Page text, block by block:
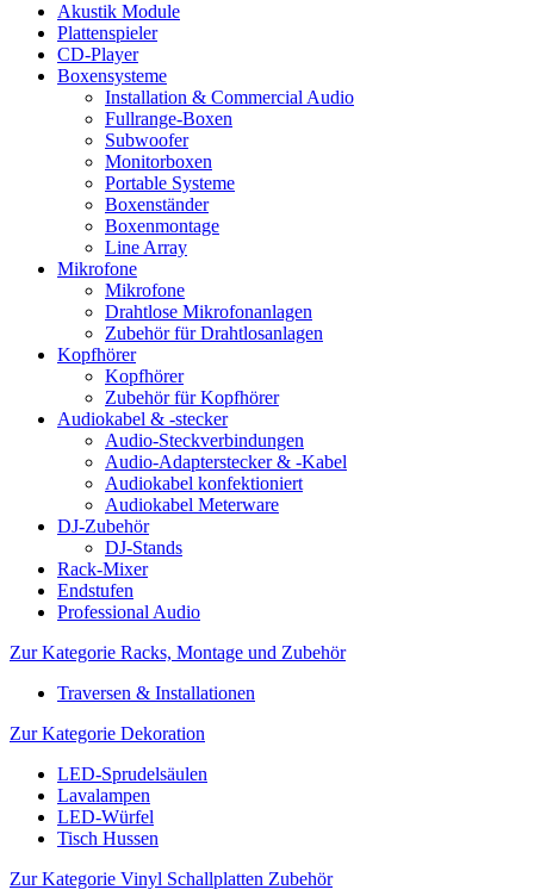
Akustik Module
Plattenspieler
CD-Player
Boxensysteme
Installation & Commercial Audio
Fullrange-Boxen
Subwoofer
Monitorboxen
Portable Systeme
Boxenständer
Boxenmontage
Line Array
Mikrofone
Mikrofone
Drahtlose Mikrofonanlagen
Zubehör für Drahtlosanlagen
Kopfhörer
Kopfhörer
Zubehör für Kopfhörer
Audiokabel & -stecker
Audio-Steckverbindungen
Audio-Adapterstecker & -Kabel
Audiokabel konfektioniert
Audiokabel Meterware
DJ-Zubehör
DJ-Stands
Rack-Mixer
Endstufen
Professional Audio
Zur Kategorie Racks, Montage und Zubehör
Traversen & Installationen
Zur Kategorie Dekoration
LED-Sprudelsäulen
Lavalampen
LED-Würfel
Tisch Hussen
Zur Kategorie Vinyl Schallplatten Zubehör